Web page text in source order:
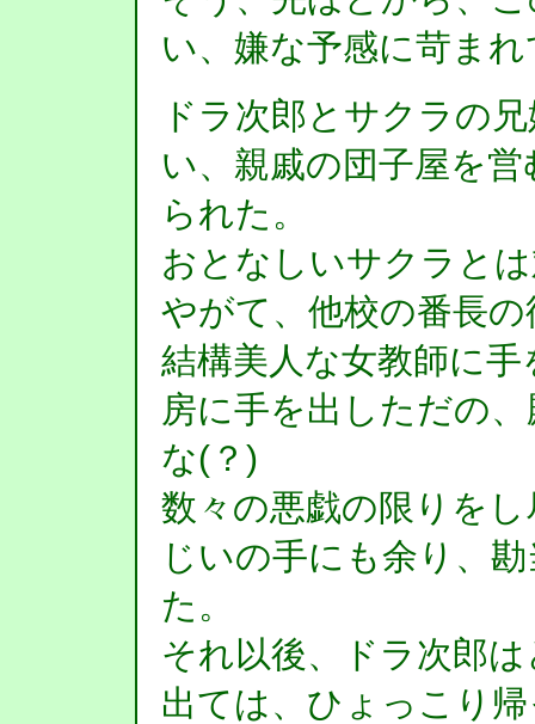
い、嫌な予感に苛ま
ドラ次郎とサクラの
い、親戚の団子屋を
られた。
おとなしいサクラと
やがて、他校の番長
結構美人な女教師に
房に手を出しただの
な(？)
数々の悪戯の限りを
じいの手にも余り、
た。
それ以後、ドラ次郎
出ては、ひょっこり